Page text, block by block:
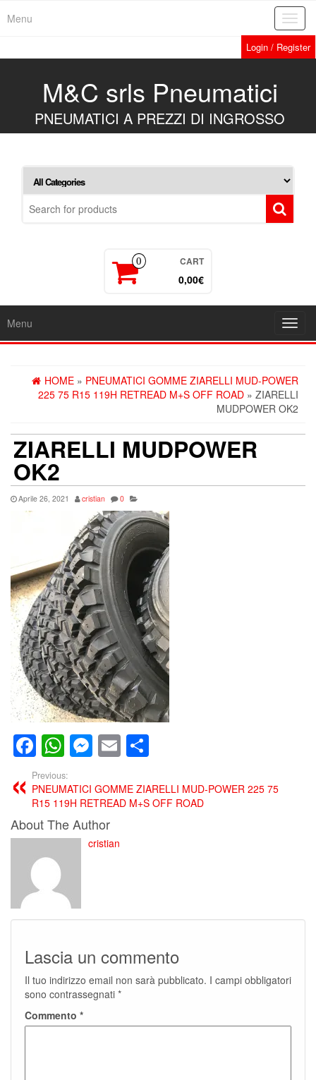
Menu
Login / Register
M&C srls Pneumatici
PNEUMATICI A PREZZI DI INGROSSO
0 CART
0,00€
Menu
HOME » PNEUMATICI GOMME ZIARELLI MUD-POWER
225 75 R15 119H RETREAD M+S OFF ROAD » ZIARELLI
MUDPOWER OK2
ZIARELLI MUDPOWER
OK2
Aprile 26, 2021 cristian 0
Facebook
WhatsApp
Messenger
Email
Previous:
PNEUMATICI GOMME ZIARELLI MUD-POWER 225 75
R15 119H RETREAD M+S OFF ROAD
About The Author
cristian
Lascia un commento
Il tuo indirizzo email non sarà pubblicato. I campi obbligatori
sono contrassegnati *
Commento *